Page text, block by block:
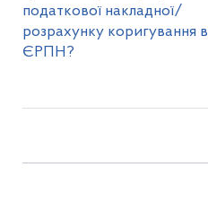
податкової накладної/
розрахунку коригування в
ЄРПН?